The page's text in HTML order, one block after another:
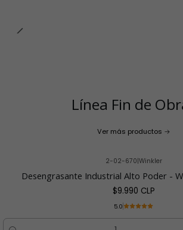
Línea Fin de
Ver más productos
2-02-670|Winkler
Desengrasante Industrial Alto Poder -
$9.990 CLP
5.0